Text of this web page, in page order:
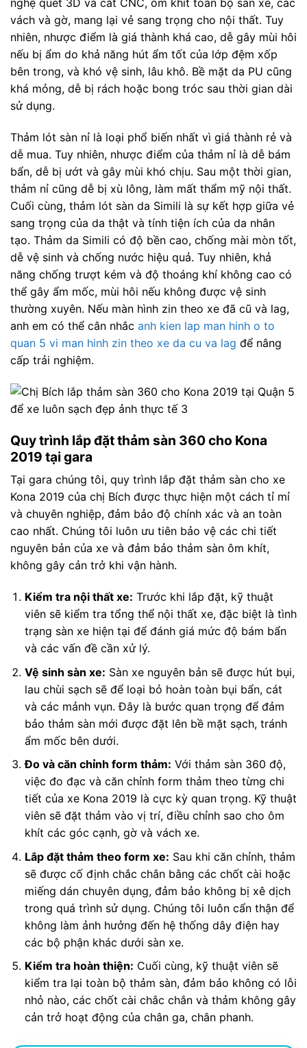
nghệ quét 3D và cắt CNC, ôm khít toàn bộ sàn xe, các
vách và gờ, mang lại vẻ sang trọng cho nội thất. Tuy
nhiên, nhược điểm là giá thành khá cao, dễ gây mùi hôi
nếu bị ẩm do khả năng hút ẩm tốt của lớp đệm xốp
bên trong, và khó vệ sinh, lâu khô. Bề mặt da PU cũng
khá mỏng, dễ bị rách hoặc bong tróc sau thời gian dài
sử dụng.
Thảm lót sàn nỉ là loại phổ biến nhất vì giá thành rẻ và
dễ mua. Tuy nhiên, nhược điểm của thảm nỉ là dễ bám
bẩn, dễ bị ướt và gây mùi khó chịu. Sau một thời gian,
thảm nỉ cũng dễ bị xù lông, làm mất thẩm mỹ nội thất.
Cuối cùng, thảm lót sàn da Simili là sự kết hợp giữa vẻ
sang trọng của da thật và tính tiện ích của da nhân
tạo. Thảm da Simili có độ bền cao, chống mài mòn tốt,
dễ vệ sinh và chống nước hiệu quả. Tuy nhiên, khả
năng chống trượt kém và độ thoáng khí không cao có
thể gây ẩm mốc, mùi hôi nếu không được vệ sinh
thường xuyên. Nếu màn hình zin theo xe đã cũ và lag,
anh em có thể cân nhắc anh kien lap man hinh o to
quan 5 vi man hinh zin theo xe da cu va lag để nâng
cấp trải nghiệm.
Quy trình lắp đặt thảm sàn 360 cho Kona
2019 tại gara
Tại gara chúng tôi, quy trình lắp đặt thảm sàn cho xe
Kona 2019 của chị Bích được thực hiện một cách tỉ mỉ
và chuyên nghiệp, đảm bảo độ chính xác và an toàn
cao nhất. Chúng tôi luôn ưu tiên bảo vệ các chi tiết
nguyên bản của xe và đảm bảo thảm sàn ôm khít,
không gây cản trở khi vận hành.
Kiểm tra nội thất xe: Trước khi lắp đặt, kỹ thuật
viên sẽ kiểm tra tổng thể nội thất xe, đặc biệt là tình
trạng sàn xe hiện tại để đánh giá mức độ bám bẩn
và các vấn đề cần xử lý.
Vệ sinh sàn xe: Sàn xe nguyên bản sẽ được hút bụi,
lau chùi sạch sẽ để loại bỏ hoàn toàn bụi bẩn, cát
và các mảnh vụn. Đây là bước quan trọng để đảm
bảo thảm sàn mới được đặt lên bề mặt sạch, tránh
ẩm mốc bên dưới.
Đo và căn chỉnh form thảm: Với thảm sàn 360 độ,
việc đo đạc và căn chỉnh form thảm theo từng chi
tiết của xe Kona 2019 là cực kỳ quan trọng. Kỹ thuật
viên sẽ đặt thảm vào vị trí, điều chỉnh sao cho ôm
khít các góc cạnh, gờ và vách xe.
Lắp đặt thảm theo form xe: Sau khi căn chỉnh, thảm
sẽ được cố định chắc chắn bằng các chốt cài hoặc
miếng dán chuyên dụng, đảm bảo không bị xê dịch
trong quá trình sử dụng. Chúng tôi luôn cẩn thận để
không làm ảnh hưởng đến hệ thống dây điện hay
các bộ phận khác dưới sàn xe.
Kiểm tra hoàn thiện: Cuối cùng, kỹ thuật viên sẽ
kiểm tra lại toàn bộ thảm sàn, đảm bảo không có lỗi
nhỏ nào, các chốt cài chắc chắn và thảm không gây
cản trở hoạt động của chân ga, chân phanh.